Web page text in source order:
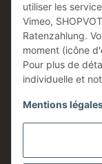
utiliser les
Vimeo,
Ratenzahlung.
moment (icône
Pour plus de
individuelle et
Mentions
Entreprise
Conseils
Information
Légales